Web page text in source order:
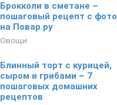
Брокколи в сметане –
пошаговый рецепт с фото
на Повар.ру
Овощи
Блинный торт с курицей,
сыром и грибами – 7
пошаговых домашних
рецептов